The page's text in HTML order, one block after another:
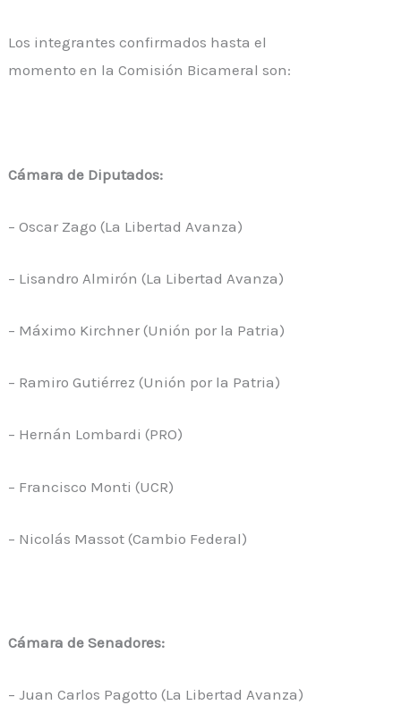
Los integrantes confirmados hasta el
momento en la Comisión Bicameral son:
Cámara de Diputados:
– Oscar Zago (La Libertad Avanza)
– Lisandro Almirón (La Libertad Avanza)
– Máximo Kirchner (Unión por la Patria)
– Ramiro Gutiérrez (Unión por la Patria)
– Hernán Lombardi (PRO)
– Francisco Monti (UCR)
– Nicolás Massot (Cambio Federal)
Cámara de Senadores:
– Juan Carlos Pagotto (La Libertad Avanza)